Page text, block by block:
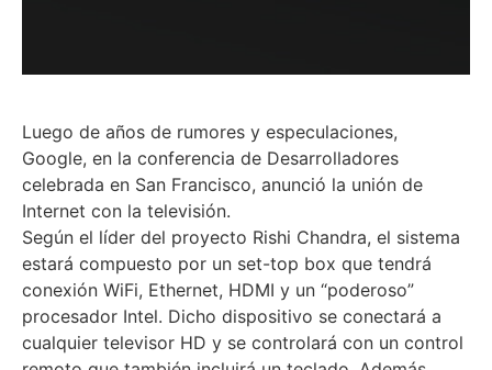
Luego de años de rumores y especulaciones,
Google, en la conferencia de Desarrolladores
celebrada en San Francisco, anunció la unión de
Internet con la televisión.
Según el líder del proyecto Rishi Chandra, el sistema
estará compuesto por un set-top box que tendrá
conexión WiFi, Ethernet, HDMI y un “poderoso”
procesador Intel. Dicho dispositivo se conectará a
cualquier televisor HD y se controlará con un control